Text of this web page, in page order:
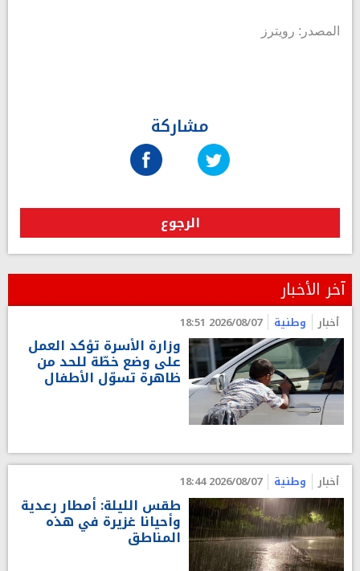
المصدر: رويترز
مشاركة
الرجوع
آخر الأخبار
أخبار وطنية 2026/08/07 18:51
وزارة الأسرة تؤكد العمل
على وضع خطّة للحد من
ظاهرة تسوّل الأطفال
أخبار وطنية 2026/08/07 18:44
طقس الليلة: أمطار رعدية
وأحيانا غزيرة في هذه
المناطق